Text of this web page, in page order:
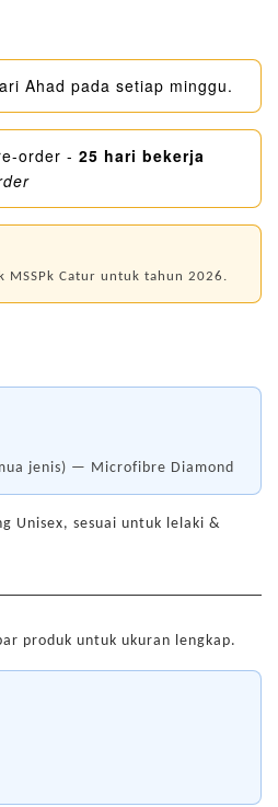
Ahad pada setiap minggu.
order - 25 hari bekerja
MSSPk Catur untuk tahun 2026.
jenis) — Microfibre Diamond
Unisex, sesuai untuk lelaki &
produk untuk ukuran lengkap.